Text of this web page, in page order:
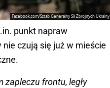
Facebook.com/Sztab Generalny Sił Zbrojnych Ukrainy
punkt napraw
czują się już w mieście
zapleczu frontu, legły